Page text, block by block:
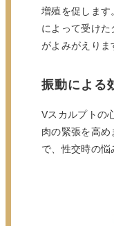
増殖を促しま
によって受けた
がよみがえりま
振動による
Vスカルプトの
肉の緊張を高
で、性交時の悩